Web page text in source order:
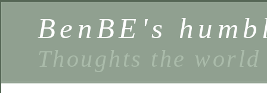
BenBE's
Thoughts the